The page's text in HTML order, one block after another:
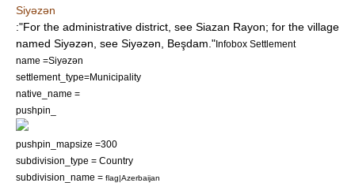
Siyəzən
:"For the administrative district, see Siazan Rayon; for the village
named Siyəzən, see Siyəzən, Beşdam ."Infobox Settlement
name =Siyəzən
settlement_type=Municipality
native_name =
pushpin_
pushpin_mapsize =300
subdivision_type = Country
subdivision_name = flag|Azerbaijan